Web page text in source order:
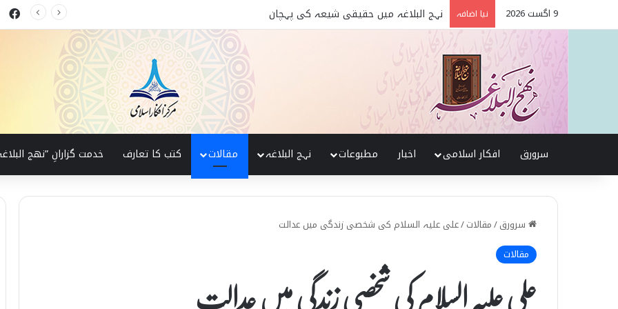
9 اگست 2026 نیا اضافہ نہج البلاغہ میں حقیقی شیعہ کی پہچان
سرورق افکار اسلامی اخبار مطبوعات نہج البلاغہ مقالات کتب کا تعارف خدمت گزارانِ ”نھج
سرورق/مقالات/علی علیہ السلام کی شخصی زندگی میں عدالت
مقالات